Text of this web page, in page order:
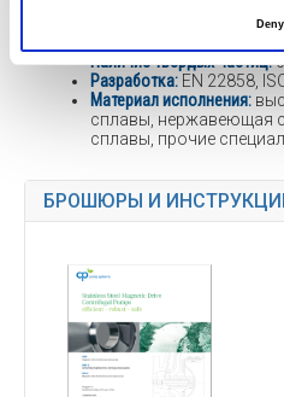
Deny
-100°C до
Наличие твердых частиц:
Разработка: EN 22858,
Материал исполнения:
сплавы, нержавеющая
сплавы, прочие
БРОШЮРЫ И